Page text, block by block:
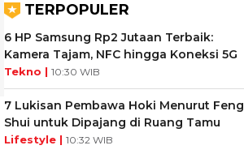
TERPOPULER
6 HP Samsung Rp2 Jutaan Terbaik:
Kamera Tajam, NFC hingga Koneksi 5G
Tekno | 10:30 WIB
7 Lukisan Pembawa Hoki Menurut Feng
Shui untuk Dipajang di Ruang Tamu
Lifestyle | 10:32 WIB